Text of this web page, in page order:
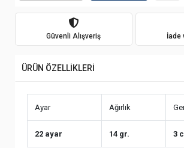
Güvenli Alışveriş İade
ÜRÜN ÖZELLİKLERİ
Ayar Ağırlık
22 ayar 14 gr. 3